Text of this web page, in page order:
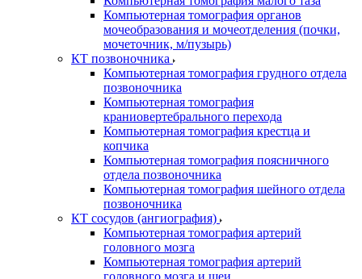
Компьютерная томография органов
мочеобразования и мочеотделения (почки,
мочеточник, м/пузырь)
КТ позвоночника
Компьютерная томография грудного отдела
позвоночника
Компьютерная томография
краниовертебрального перехода
Компьютерная томография крестца и
копчика
Компьютерная томография поясничного
отдела позвоночника
Компьютерная томография шейного отдела
позвоночника
КТ сосудов (ангиография)
Компьютерная томография артерий
головного мозга
Компьютерная томография артерий
головного мозга и шеи